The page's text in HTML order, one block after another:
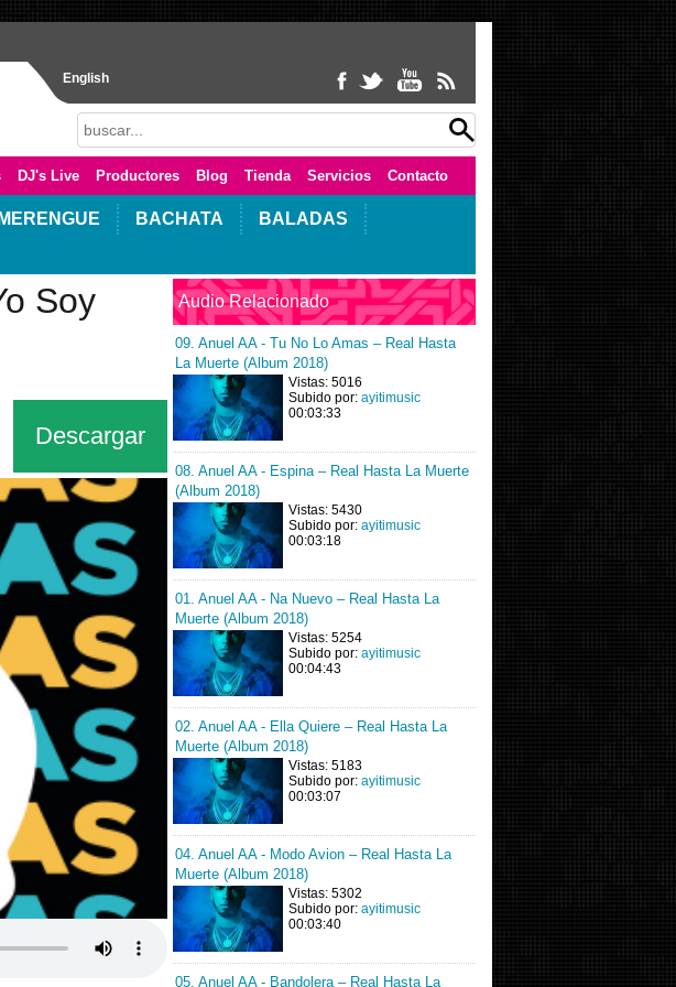
English
DJ's Live Productores Blog Tienda Servicios Contacto
MERENGUE BACHATA
BALADAS
Soy
Descargar
Audio Relacionado
09. Anuel AA - Tu No Lo Amas – Real Hasta
La Muerte (Album 2018)
Vistas: 5016
Subido por: ayitimusic
00:03:33
08. Anuel AA - Espina – Real Hasta La Muerte
(Album 2018)
Vistas: 5430
Subido por: ayitimusic
00:03:18
01. Anuel AA - Na Nuevo – Real Hasta La
Muerte (Album 2018)
Vistas: 5254
Subido por: ayitimusic
00:04:43
02. Anuel AA - Ella Quiere – Real Hasta La
Muerte (Album 2018)
Vistas: 5183
Subido por: ayitimusic
00:03:07
04. Anuel AA - Modo Avion – Real Hasta La
Muerte (Album 2018)
Vistas: 5302
Subido por: ayitimusic
00:03:40
05. Anuel AA - Bandolera – Real Hasta La